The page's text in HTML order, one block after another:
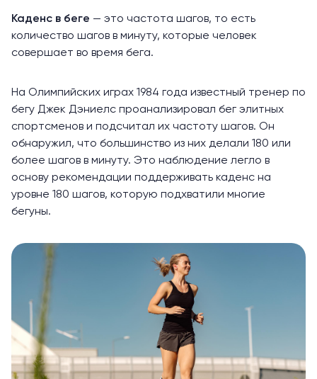
Каденс в беге — это частота шагов, то есть
количество шагов в минуту, которые человек
совершает во время бега.
На Олимпийских играх 1984 года известный тренер по
бегу Джек Дэниелс проанализировал бег элитных
спортсменов и подсчитал их частоту шагов. Он
обнаружил, что большинство из них делали 180 или
более шагов в минуту. Это наблюдение легло в
основу рекомендации поддерживать каденс на
уровне 180 шагов, которую подхватили многие
бегуны.